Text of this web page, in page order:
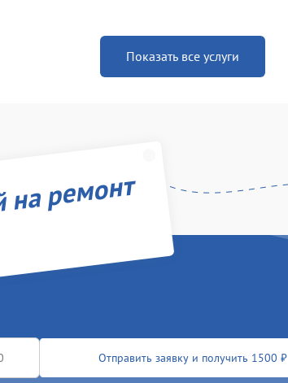
Показать все услуги
ремонт
Отправить заявку и получить 1500 ₽